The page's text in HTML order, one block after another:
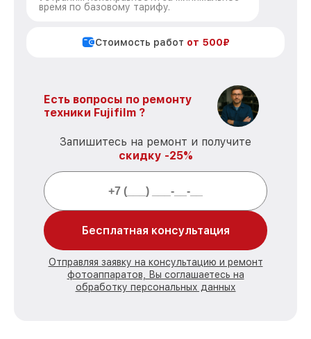
время по базовому тарифу.
Стоимость работ от 500₽
Есть вопросы по ремонту
техники Fujifilm ?
Запишитесь на ремонт и получите
скидку -25%
Бесплатная консультация
Отправляя заявку на консультацию и ремонт
фотоаппаратов, Вы соглашаетесь на
обработку персональных данных